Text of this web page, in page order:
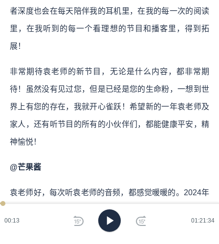
00:13 01:21:34
者深度也会在每天陪伴我的耳机里，在我的每一次的阅读
里，在我听到的每一个看理想的节目和播客里，得到拓
展！
非常期待袁老师的新节目，无论是什么内容，都非常期
待！虽然没有见过您，但是已经是您的生命粉，一想到世
界上有您的存在，我就开心雀跃！希望新的一年袁老师及
家人，还有听节目的所有的小伙伴们，都能健康平安，精
神愉悦！
@芒果酱
袁老师好，每次听袁老师的音频，都感觉暖暖的。2024年
我呢，倒霉的事不少，3年分分合合的伴侣彻底结束了；
终于决定放弃进入轮回的注会考试，抗战8年已经心力不